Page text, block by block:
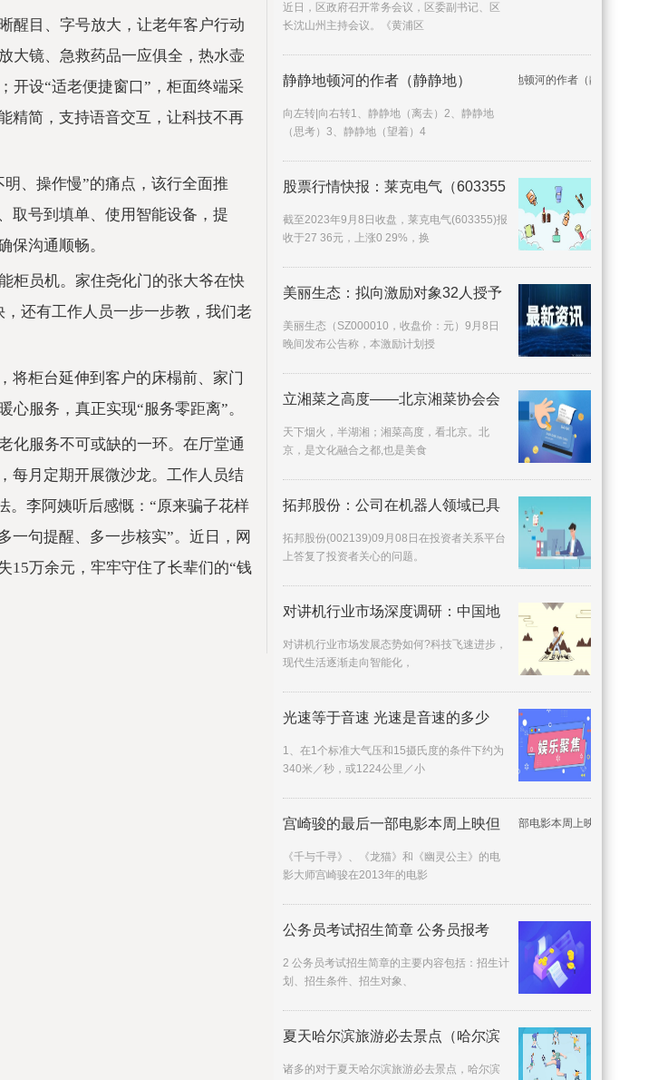
醒目、字号放大，让老年客户行动
大镜、急救药品一应俱全，热水壶
开设“适老便捷窗口”，柜面终端采
精简，支持语音交互，让科技不再
、操作慢”的痛点，该行全面推
取号到填单、使用智能设备，提
保沟通顺畅。
柜员机。家住尧化门的张大爷在快
还有工作人员一步一步教，我们老
将柜台延伸到客户的床榻前、家门
服务，真正实现“服务零距离”。
化服务不可或缺的一环。在厅堂通
每月定期开展微沙龙。工作人员结
。李阿姨听后感慨：“原来骗子花样
一句提醒、多一步核实”。近日，网
15万余元，牢牢守住了长辈们的“钱
近日，区政府召开常务会议，区委副书记、区
长沈山州主持会议。《黄浦区
静静地顿河的作者（静静地）
向左转|向右转1、静静地（离去）2、静静地
（思考）3、静静地（望着）4
股票行情快报：莱克电气（603355
截至2023年9月8日收盘，莱克电气(603355)报
收于27 36元，上涨0 29%，换
美丽生态：拟向激励对象32人授予
美丽生态（SZ000010，收盘价：元）9月8日
晚间发布公告称，本激励计划授
立湘菜之高度——北京湘菜协会会
天下烟火，半湖湘；湘菜高度，看北京。北
京，是文化融合之都,也是美食
拓邦股份：公司在机器人领域已具
拓邦股份(002139)09月08日在投资者关系平台
上答复了投资者关心的问题。
对讲机行业市场深度调研：中国地
对讲机行业市场发展态势如何?科技飞速进步，
现代生活逐渐走向智能化，
光速等于音速 光速是音速的多少
1、在1个标准大气压和15摄氏度的条件下约为
340米／秒，或1224公里／小
宫崎骏的最后一部电影本周上映但
《千与千寻》、《龙猫》和《幽灵公主》的电
影大师宫崎骏在2013年的电影
公务员考试招生简章 公务员报考
2 公务员考试招生简章的主要内容包括：招生计
划、招生条件、招生对象、
夏天哈尔滨旅游必去景点（哈尔滨
诸多的对于夏天哈尔滨旅游必去景点，哈尔滨